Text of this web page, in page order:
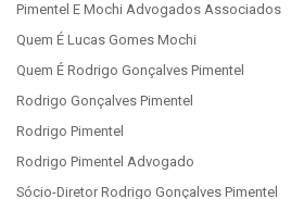
Pimentel E Mochi Advogados Associados
Quem É Lucas Gomes Mochi
Quem É Rodrigo Gonçalves Pimentel
Rodrigo Gonçalves Pimentel
Rodrigo Pimentel
Rodrigo Pimentel Advogado
Sócio-Diretor Rodrigo Gonçalves Pimentel